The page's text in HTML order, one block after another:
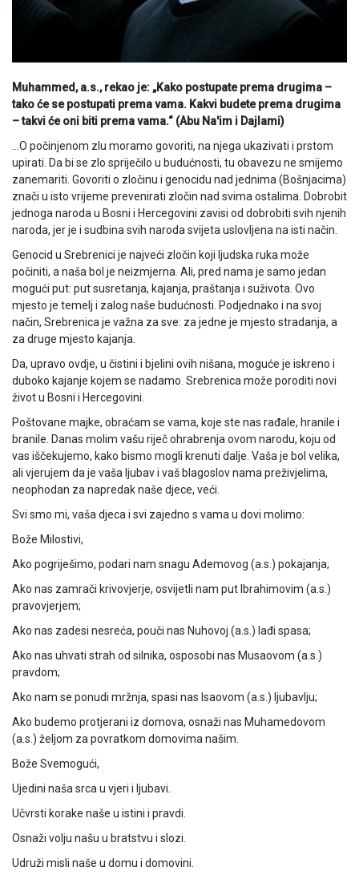
Muhammed, a.s., rekao je: „Kako postupate prema drugima –
tako će se postupati prema vama. Kakvi budete prema drugima
– takvi će oni biti prema vama.“ (Abu Na'im i Dajlami)
…O počinjenom zlu moramo govoriti, na njega ukazivati i prstom
upirati. Da bi se zlo spriječilo u budućnosti, tu obavezu ne smijemo
zanemariti. Govoriti o zločinu i genocidu nad jednima (Bošnjacima)
znači u isto vrijeme prevenirati zločin nad svima ostalima. Dobrobit
jednoga naroda u Bosni i Hercegovini zavisi od dobrobiti svih njenih
naroda, jer je i sudbina svih naroda svijeta uslovljena na isti način.
Genocid u Srebrenici je najveći zločin koji ljudska ruka može
počiniti, a naša bol je neizmjerna. Ali, pred nama je samo jedan
mogući put: put susretanja, kajanja, praštanja i suživota. Ovo
mjesto je temelj i zalog naše budućnosti. Podjednako i na svoj
način, Srebrenica je važna za sve: za jedne je mjesto stradanja, a
za druge mjesto kajanja.
Da, upravo ovdje, u čistini i bjelini ovih nišana, moguće je iskreno i
duboko kajanje kojem se nadamo. Srebrenica može poroditi novi
život u Bosni i Hercegovini.
Poštovane majke, obraćam se vama, koje ste nas rađale, hranile i
branile. Danas molim vašu riječ ohrabrenja ovom narodu, koju od
vas iščekujemo, kako bismo mogli krenuti dalje. Vaša je bol velika,
ali vjerujem da je vaša ljubav i vaš blagoslov nama preživjelima,
neophodan za napredak naše djece, veći.
Svi smo mi, vaša djeca i svi zajedno s vama u dovi molimo:
Bože Milostivi,
Ako pogriješimo, podari nam snagu Ademovog (a.s.) pokajanja;
Ako nas zamrači krivovjerje, osvijetli nam put Ibrahimovim (a.s.)
pravovjerjem;
Ako nas zadesi nesreća, pouči nas Nuhovoj (a.s.) lađi spasa;
Ako nas uhvati strah od silnika, osposobi nas Musaovom (a.s.)
pravdom;
Ako nam se ponudi mržnja, spasi nas Isaovom (a.s.) ljubavlju;
Ako budemo protjerani iz domova, osnaži nas Muhamedovom
(a.s.) željom za povratkom domovima našim.
Bože Svemogući,
Ujedini naša srca u vjeri i ljubavi.
Učvrsti korake naše u istini i pravdi.
Osnaži volju našu u bratstvu i slozi.
Udruži misli naše u domu i domovini.